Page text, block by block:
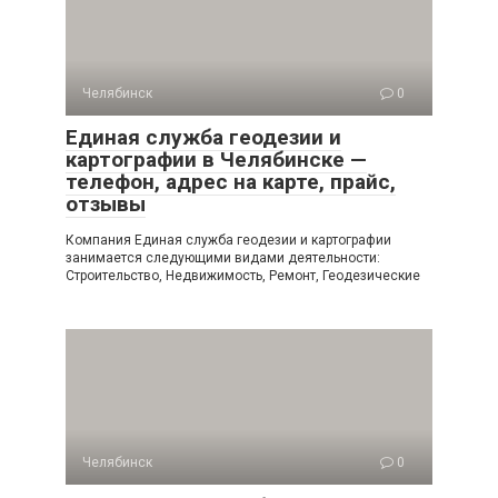
Челябинск 0
Единая служба геодезии и
картографии в Челябинске —
телефон, адрес на карте, прайс,
отзывы
Компания Единая служба геодезии и картографии
занимается следующими видами деятельности:
Строительство, Недвижимость, Ремонт, Геодезические
Челябинск 0